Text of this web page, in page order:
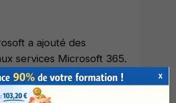
a ajouté des
services Microsoft 365.
contenues dans
X